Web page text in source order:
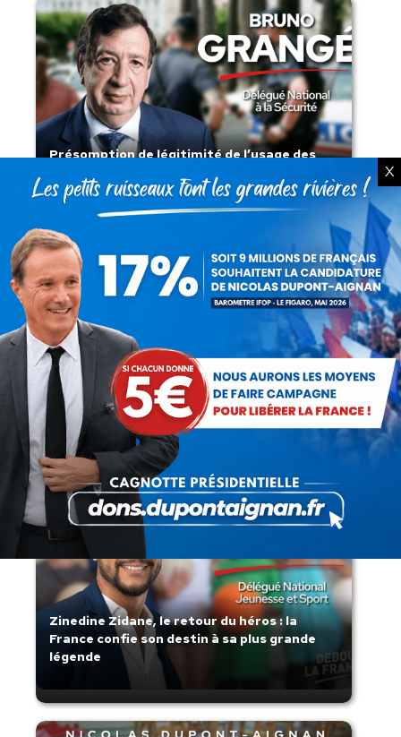
Présomption de légitimité de l’usage des
Lorsque tout flambe et que l’État
s’affaisse.
Zinedine Zidane, le retour du héros : la
France confie son destin à sa plus grande
légende
X